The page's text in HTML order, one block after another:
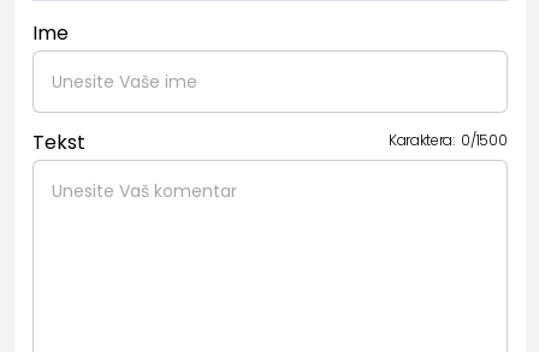
Ime
Tekst Karaktera: 0/1500